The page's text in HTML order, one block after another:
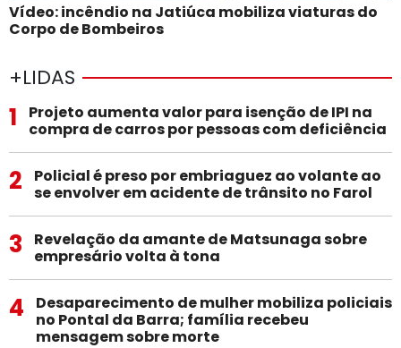
Vídeo: incêndio na Jatiúca mobiliza viaturas do
Corpo de Bombeiros
+LIDAS
1
Projeto aumenta valor para isenção de IPI na
compra de carros por pessoas com deficiência
2
Policial é preso por embriaguez ao volante ao
se envolver em acidente de trânsito no Farol
3
Revelação da amante de Matsunaga sobre
empresário volta à tona
4
Desaparecimento de mulher mobiliza policiais
no Pontal da Barra; família recebeu
mensagem sobre morte